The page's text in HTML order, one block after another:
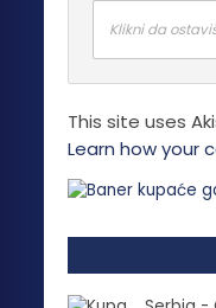
Klikni da
This site uses
Learn how your